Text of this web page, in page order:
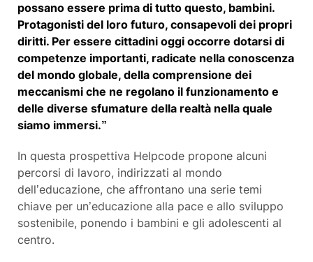
possano essere prima di tutto questo, bambini.
Protagonisti del loro futuro, consapevoli dei propri
diritti. Per essere cittadini oggi occorre dotarsi di
competenze importanti, radicate nella conoscenza
del mondo globale, della comprensione dei
meccanismi che ne regolano il funzionamento e
delle diverse sfumature della realtà nella quale
siamo immersi.”
In questa prospettiva Helpcode propone alcuni
percorsi di lavoro, indirizzati al mondo
dell’educazione, che affrontano una serie temi
chiave per un’educazione alla pace e allo sviluppo
sostenibile, ponendo i bambini e gli adolescenti al
centro.